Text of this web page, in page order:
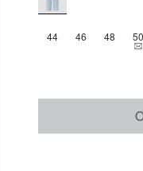
44 46 48 50